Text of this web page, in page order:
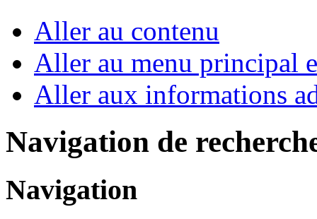
Aller au contenu
Aller au menu principal
Aller aux informations
Navigation de
Navigation